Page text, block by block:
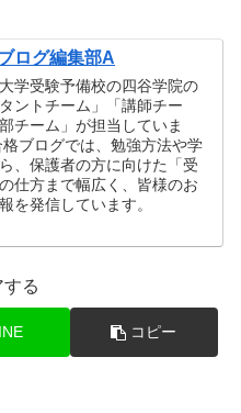
ログ編集部A
学受験予備校の四谷学院の
ントチーム」「講師チー
チーム」が担当していま
ブログでは、勉強方法や学
、保護者の方に向けた「受
仕方まで幅広く、皆様のお
を発信しています。
する
コピー